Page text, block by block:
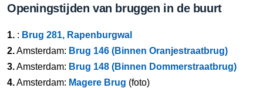
Openingstijden van bruggen in de buurt
1. : Brug 281, Rapenburgwal
2.Amsterdam: Brug 146 (Binnen Oranjestraatbrug)
3.Amsterdam: Brug 148 (Binnen Dommerstraatbrug)
4.Amsterdam: Magere Brug (foto)